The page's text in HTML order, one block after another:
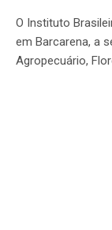
O Instituto
em Barcarena, a
Agropecuário,